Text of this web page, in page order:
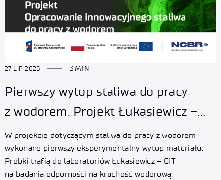
27 LIP 2026 3 MIN
Pierwszy wytop staliwa do pracy
z wodorem. Projekt Łukasiewicz –
GIT wkracza w kolejny etap badań
W projekcie dotyczącym staliwa do pracy z wodorem
wykonano pierwszy eksperymentalny wytop materiału.
Próbki trafią do laboratoriów Łukasiewicz – GIT
na badania odporności na kruchość wodorową.